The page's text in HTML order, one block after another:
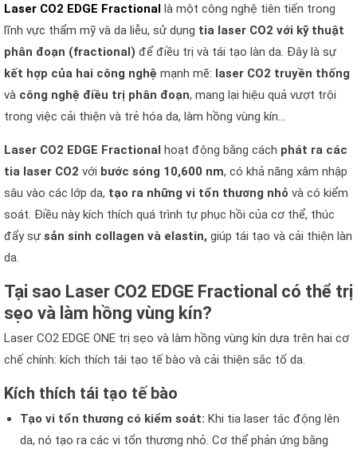
Laser CO2 EDGE Fractional là một công nghệ tiên tiến trong
lĩnh vực thẩm mỹ và da liễu, sử dụng tia laser CO2 với kỹ thuật
phân đoạn (fractional) để điều trị và tái tạo làn da. Đây là sự
kết hợp của hai công nghệ mạnh mẽ: laser CO2 truyền thống
và công nghệ điều trị phân đoạn, mang lại hiệu quả vượt trội
trong việc cải thiện và trẻ hóa da, làm hồng vùng kín…
Laser CO2 EDGE Fractional hoạt động bằng cách phát ra các
tia laser CO2 với bước sóng 10,600 nm, có khả năng xâm nhập
sâu vào các lớp da, tạo ra những vi tổn thương nhỏ và có kiểm
soát. Điều này kích thích quá trình tự phục hồi của cơ thể, thúc
đẩy sự sản sinh collagen và elastin, giúp tái tạo và cải thiện làn
da.
Tại sao Laser CO2 EDGE Fractional có thể trị
sẹo và làm hồng vùng kín?
Laser CO2 EDGE ONE trị sẹo và làm hồng vùng kín dựa trên hai cơ
chế chính: kích thích tái tạo tế bào và cải thiện sắc tố da.
Kích thích tái tạo tế bào
Tạo vi tổn thương có kiểm soát: Khi tia laser tác động lên
da, nó tạo ra các vi tổn thương nhỏ. Cơ thể phản ứng bằng